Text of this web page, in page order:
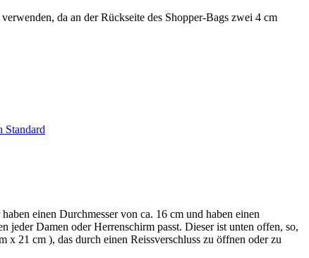
da an der Rückseite des Shopper-Bags zwei 4 cm
Standard
einen Durchmesser von ca. 16 cm und haben einen
Damen oder Herrenschirm passt. Dieser ist unten offen, so,
x 21 cm ), das durch einen Reissverschluss zu öffnen oder zu